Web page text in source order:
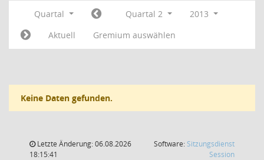
Quartal Quartal 2
2013
Aktuell
Gremium auswählen
Keine Daten gefunden.
Letzte Änderung: 06.08.2026
18:15:41
Software: Sitzungsdienst
Session(Wird in